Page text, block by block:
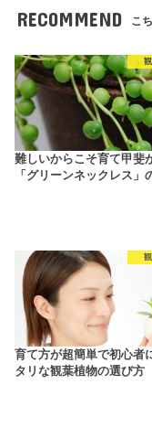
RECOMMEND こ
難しいからこそ育て甲斐
「グリーンネックレス」
育て方が超簡単で初心者
タリな観葉植物の選び方